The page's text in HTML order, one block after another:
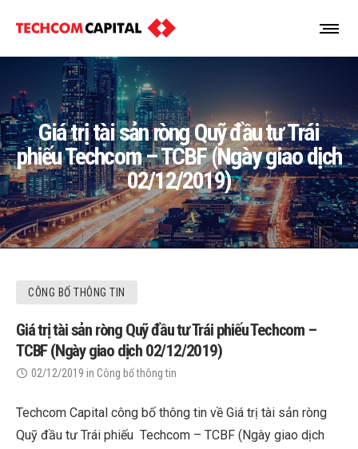
Giá trị tài sản ròng Quỹ đầu tư Trái
phiếu Techcom – TCBF (Ngày giao dịch
02/12/2019)
CÔNG BỐ THÔNG TIN
Giá trị tài sản ròng Quỹ đầu tư Trái phiếu Techcom –
TCBF (Ngày giao dịch 02/12/2019)
02/12/2019 in Công bố thông tin
Techcom Capital công bố thông tin về Giá trị tài sản ròng
Quỹ đầu tư Trái phiếu Techcom – TCBF (Ngày giao dịch